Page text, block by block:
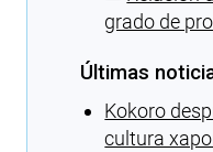
grado de
Últimas
Kokoro
cultura